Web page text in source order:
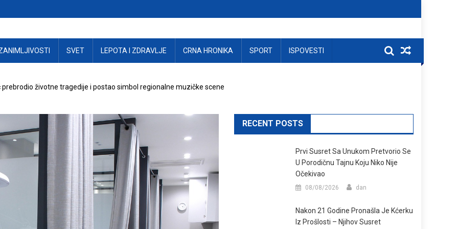
SVET LEPOTA I ZDRAVLJE CRNA HRONIKA SPORT ISPOVESTI
prebrodio životne tragedije i postao simbol regionalne muzičke scene
RECENT POSTS
Prvi Susret Sa Unukom Pretvorio Se
U Porodičnu Tajnu Koju Niko Nije
Očekivao
08/08/2026 dan
Nakon 21 Godine Pronašla Je Kćerku
Iz Prošlosti – Njihov Susret